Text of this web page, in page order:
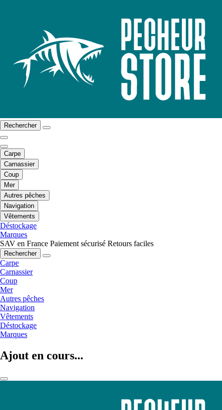
Rechercher
Carpe
Carnassier
Coup
Mer
Autres pêches
Navigation
Vêtements
Déstockage
Marques
SAV en France Paiement sécurisé Retours faciles
Rechercher
Carpe
Carnassier
Coup
Mer
Autres pêches
Navigation
Vêtements
Déstockage
Marques
Ajout en cours...